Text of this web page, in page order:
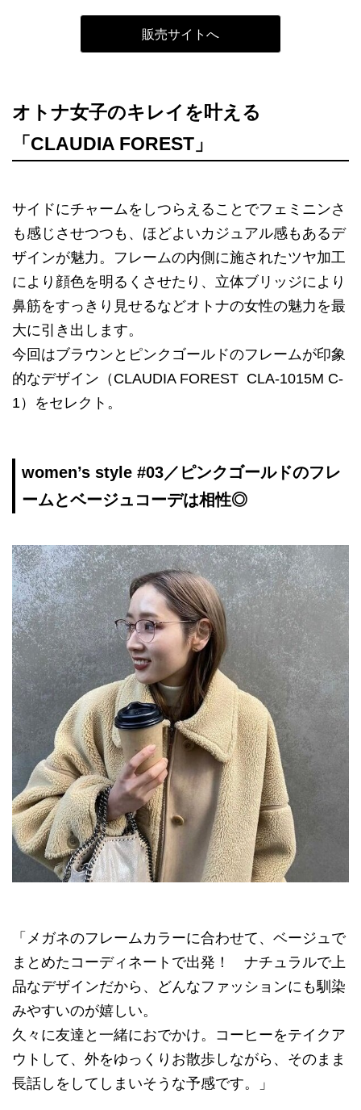
販売サイトへ
オトナ女子のキレイを叶える
「CLAUDIA FOREST」
サイドにチャームをしつらえることでフェミニンさ
も感じさせつつも、ほどよいカジュアル感もあるデ
ザインが魅力。フレームの内側に施されたツヤ加工
により顔色を明るくさせたり、立体ブリッジにより
鼻筋をすっきり見せるなどオトナの女性の魅力を最
大に引き出します。
今回はブラウンとピンクゴールドのフレームが印象
的なデザイン（CLAUDIA FOREST CLA-1015M C-
1）をセレクト。
women’s style #03／ピンクゴールドのフレ
ームとベージュコーデは相性◎
「メガネのフレームカラーに合わせて、ベージュで
まとめたコーディネートで出発！ ナチュラルで上
品なデザインだから、どんなファッションにも馴染
みやすいのが嬉しい。
久々に友達と一緒におでかけ。コーヒーをテイクア
ウトして、外をゆっくりお散歩しながら、そのまま
長話しをしてしまいそうな予感です。」